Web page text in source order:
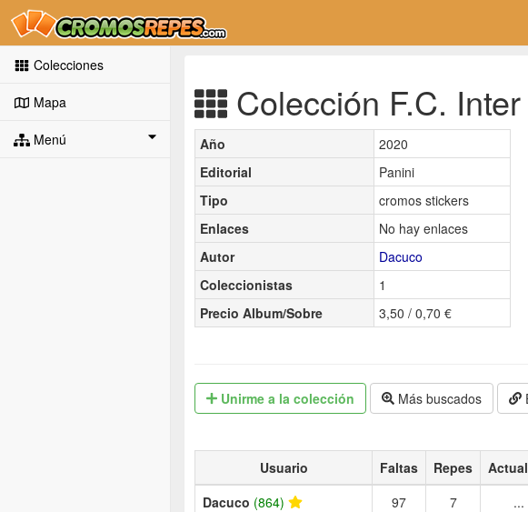
Colecciones
Mapa
Menú
Colección F.C.
Año
2020
Editorial
Panini
Tipo
cromos stickers
Enlaces
No hay enlaces
Autor
Dacuco
Coleccionistas
1
Precio Album/Sobre
3,50 / 0,70 €
Unirme a la colección Más buscados
Usuario Faltas Repes
Dacuco (864) 97 7 ...